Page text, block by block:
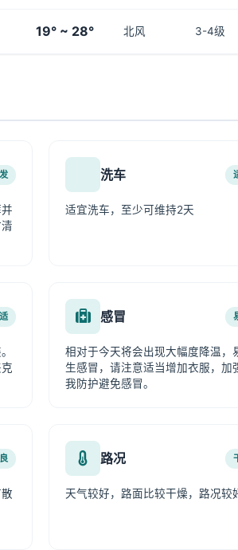
19° ~ 28° 北风 3-4级
洗车
适宜洗车，至少可维持2天
感冒
相对于今天将会出现大幅度降温，
生感冒，请注意适当增加衣服，加
我防护避免感冒。
良 路况
天气较好，路面比较干燥，路况较